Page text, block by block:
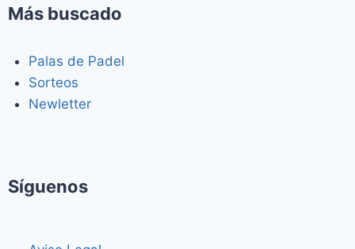
Más buscado
Palas de Padel
Sorteos
Newletter
Síguenos